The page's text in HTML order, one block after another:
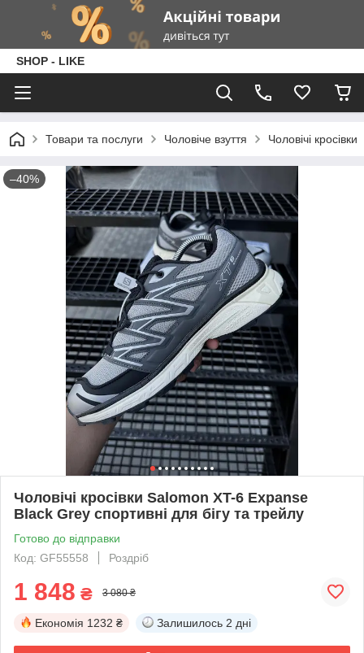
SHOP - LIKE
Товари та послуги Чоловіче взуття Чоловічі кросівки
–40%
Чоловічі кросівки Salomon XT-6 Expanse
Black Grey спортивні для бігу та трейлу
Готово до відправки
Код: GF55558
Роздріб
1 848 ₴ 3 080 ₴
Економія 1232 ₴ Залишилось 2 дні